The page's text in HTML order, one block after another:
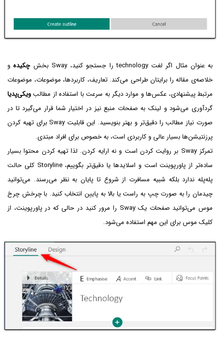
به عنوان مثال اگر لغت technology را جستجو کنید، Sway بخش چکیدهو
خلاصه‌ی مقاله را برایتان طراحی می‌کند. تعاریف، کاربردها، موضوعات، موضوعات
مرتبط پیشنهادی، عکس‌ها و موارد دیگر به سرعت با استفاده از مطالبویکی‌پدیا
گردآوری می‌شود و لینک به صفحات منبع نیز در اختیار شما قرار می‌گیرد تا در
صورت نیاز مطالب را دقیق‌تر و بهتر بنویسید. این قابلیت Sway برای تهیه کردن
پرزنتیشن‌ها بسیار عالی و کاربردی است، به خصوص برای افراد مبتدی.
تمرکز Sway بر روایت کردن است و نه ارایه کردن. لذا تهیه کردن محتوا بسیار
ساده‌تر از پاورپوینت است و اسلایدها یا دقیق‌تر بگوییم، Storyline کلی حالت
پله‌پله ندارد بلکه شبیه مسافرت از شروع تا پایان به نظر می‌رسند. می‌توانید
چیدمان را به صورت چپ به راست یا بالا به پایین انتخاب کنید. با چرخش چرخ
موس می‌توانید صفحات یک Sway را مرور کنید در حالی که در پاورپوینت، از
کلیک موس برای این مهم استفاده می‌شود.